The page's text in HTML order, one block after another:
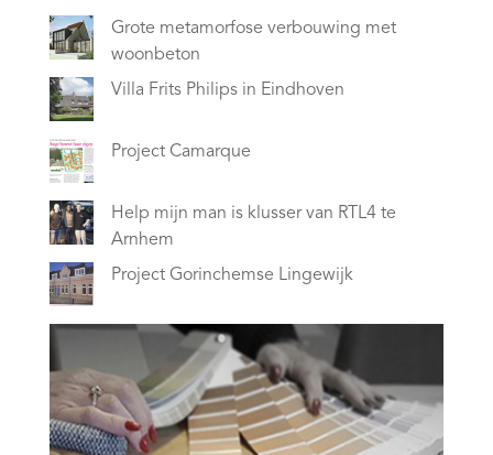
Grote metamorfose verbouwing met
woonbeton
Villa Frits Philips in Eindhoven
Project Camarque
Help mijn man is klusser van RTL4 te
Arnhem
Project Gorinchemse Lingewijk